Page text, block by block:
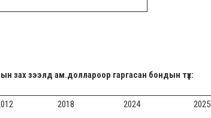
зах зээлд ам.доллароор гаргасан бондын түүх:
2018 2024 2025